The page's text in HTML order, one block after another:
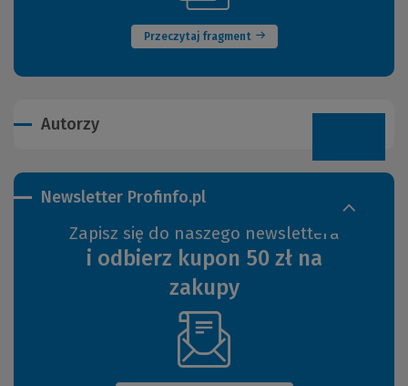
Przeczytaj fragment
okno)
innej
Autorzy
Newsletter Profinfo.pl
Zapisz się do naszego newslettera
i odbierz kupon 50 zł na
zakupy
(Nowe
okno)